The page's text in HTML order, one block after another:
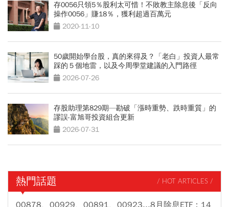
存0056只領5％股利太可惜！不敗教主除息後「反向
操作0056」賺18％，獲利超過百萬元
2020-11-10
50歲開始學台股，真的來得及？「老白」投資人最常
踩的５個地雷，以及今周學堂建議的入門路徑
2026-07-26
存股助理第829期—勘破「漲時重勢、跌時重質」的
謬誤-富旭哥投資組合更新
2026-07-31
熱門話題 / HOT ARTICLES /